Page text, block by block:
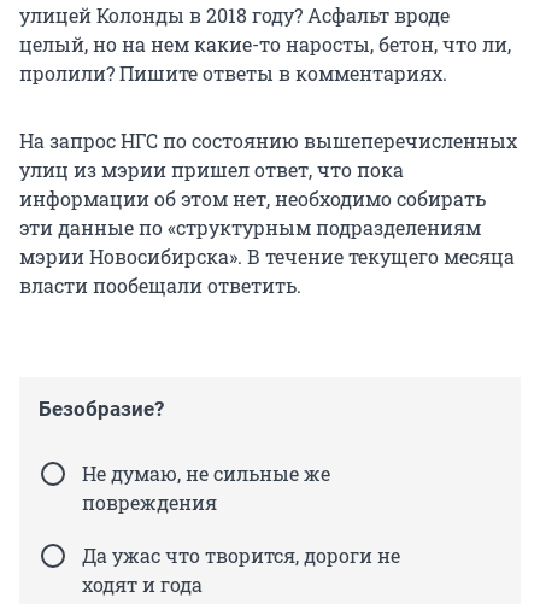
улицей Колонды в 2018 году? Асфальт вроде
целый, но на нем какие-то наросты, бетон, что ли,
пролили? Пишите ответы в комментариях.
На запрос НГС по состоянию вышеперечисленных
улиц из мэрии пришел ответ, что пока
информации об этом нет, необходимо собирать
эти данные по «структурным подразделениям
мэрии Новосибирска». В течение текущего месяца
власти пообещали ответить.
Безобразие?
Не думаю, не сильные же
повреждения
Да ужас что творится, дороги не
ходят и года